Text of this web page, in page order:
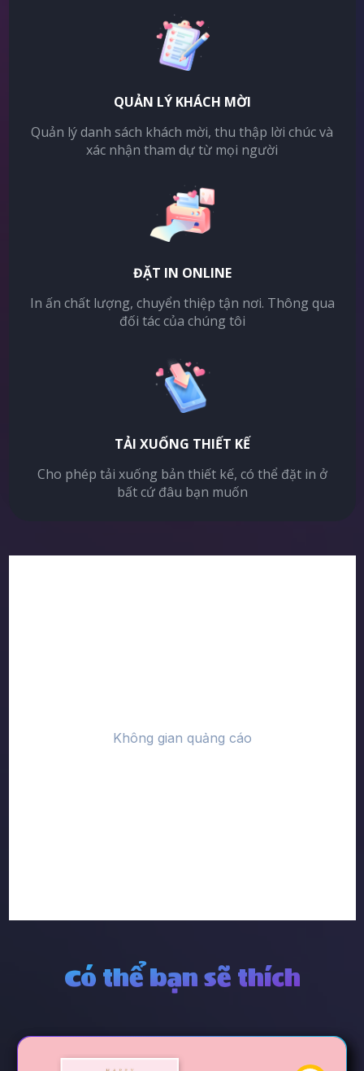
QUẢN LÝ KHÁCH MỜI
Quản lý danh sách khách mời, thu thập lời chúc và
xác nhận tham dự từ mọi người
ĐẶT IN ONLINE
In ấn chất lượng, chuyển thiệp tận nơi. Thông qua
đối tác của chúng tôi
TẢI XUỐNG THIẾT KẾ
Cho phép tải xuống bản thiết kế, có thể đặt in ở
bất cứ đâu bạn muốn
Có thể bạn sẽ thích